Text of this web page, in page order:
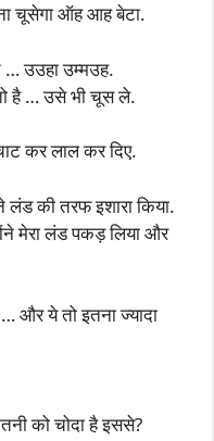
चूसेगा ऑह आह बेटा.
… उउहा उम्मउह.
है … उसे भी चूस ले.
कर लाल कर दिए.
की तरफ इशारा किया.
मेरा लंड पकड़ लिया और
… और ये तो इतना ज्यादा
को चोदा है इससे?